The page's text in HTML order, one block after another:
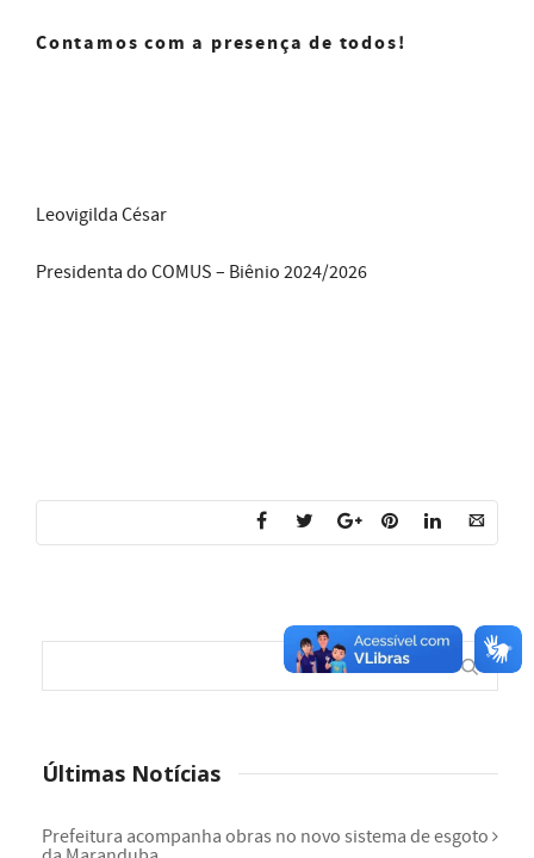
Contamos com a presença de todos!
Leovigilda César
Presidenta do COMUS – Biênio 2024/2026
Últimas Notícias
Prefeitura acompanha obras no novo sistema de esgoto